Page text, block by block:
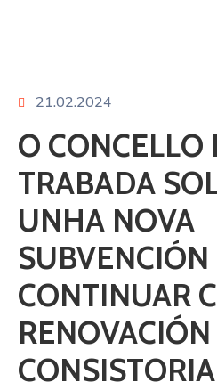
21.02.2024
O CONCELLO
TRABADA
UNHA NOVA
SUBVENCIÓN
CONTINUAR